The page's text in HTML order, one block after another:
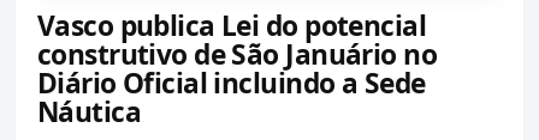
Vasco publica Lei do potencial
construtivo de São Januário no
Diário Oficial incluindo a Sede
Náutica